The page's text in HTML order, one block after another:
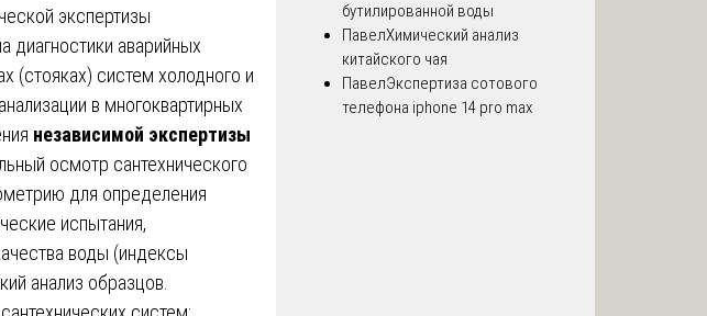
экспертизы
диагностики аварийных
(стояках) систем холодного и
в многоквартирных
независимой экспертизы
осмотр сантехнического
для определения
испытания,
воды (индексы
анализ образцов.
бутилированной воды
ПавелХимический анализ
китайского чая
ПавелЭкспертиза сотового
телефона iphone 14 pro max